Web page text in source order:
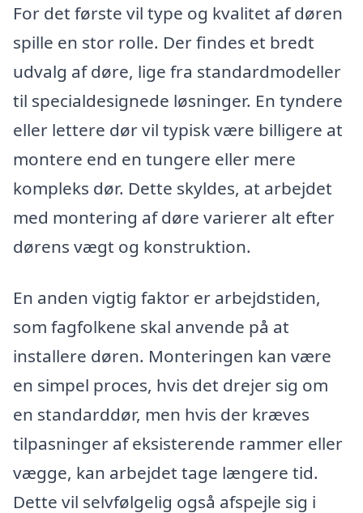
For det første vil type og kvalitet af døren
spille en stor rolle. Der findes et bredt
udvalg af døre, lige fra standardmodeller
til specialdesignede løsninger. En tyndere
eller lettere dør vil typisk være billigere at
montere end en tungere eller mere
kompleks dør. Dette skyldes, at arbejdet
med montering af døre varierer alt efter
dørens vægt og konstruktion.
En anden vigtig faktor er arbejdstiden,
som fagfolkene skal anvende på at
installere døren. Monteringen kan være
en simpel proces, hvis det drejer sig om
en standarddør, men hvis der kræves
tilpasninger af eksisterende rammer eller
vægge, kan arbejdet tage længere tid.
Dette vil selvfølgelig også afspejle sig i